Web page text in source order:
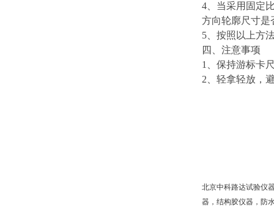
4、当采用固定
方向轮廓尺寸是
5、按照以上方
四、注意事项
1、 保持游标卡
2、 轻拿轻放，
北京中科路达试验仪
器，结构胶仪器，防